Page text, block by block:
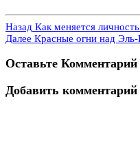
Назад Как меняется
Далее Красные огни над
Оставьте Комментарий
Добавить комментарий